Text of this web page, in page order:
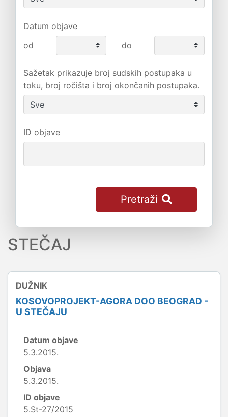
Datum objave
od
do
Sažetak prikazuje broj sudskih postupaka u
toku, broj ročišta i broj okončanih postupaka.
ID objave
Pretraži
STEČAJ
DUŽNIK
KOSOVOPROJEKT-AGORA DOO BEOGRAD -
U STEČAJU
Datum objave
5.3.2015.
Objava
5.3.2015.
ID objave
5.St-27/2015